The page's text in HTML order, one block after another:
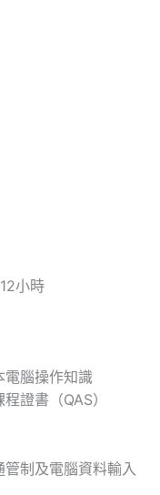
小時
電腦操作知識
證書（QAS）
制及電腦資料輸入